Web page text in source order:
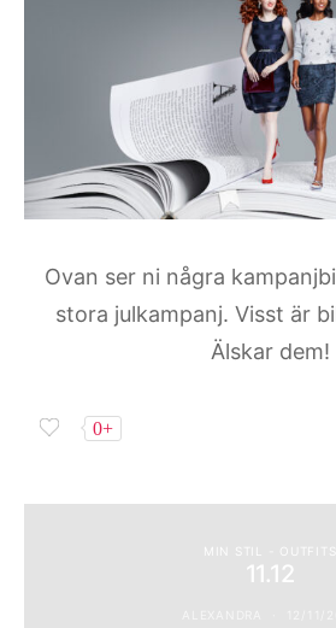
Ovan ser ni några
stora julkampanj. Visst är
Älskar dem!
0+
MIN STIL - OUTFITS
11.12